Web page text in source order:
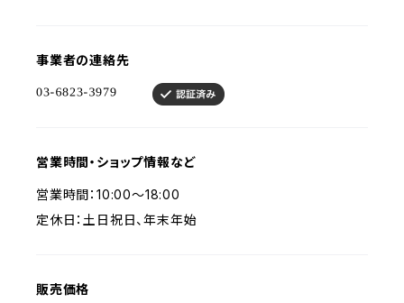
事業者の連絡先
営業時間・ショップ情報など
営業時間：10:00～18:00
定休日：土日祝日、年末年始
販売価格